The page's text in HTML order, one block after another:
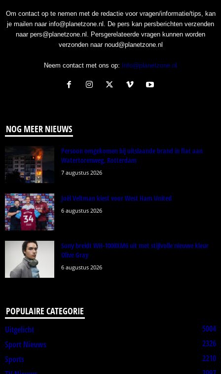
Om contact op te nemen met de redactie voor vragen/informatie/tips, kan
je mailen naar info@planetzone.nl. De pers kan persberichten verzenden
naar pers@planetzone.nl. Persgerelateerde vragen kunnen worden
verzonden naar noud@planetzone.nl
Neem contact met ons op: Info@planetzone.nl
NOG MEER NIEUWS
Persoon omgekomen bij uitslaande brand in flat aan
Watertorenweg, Rotterdam
7 augustus 2026
Joël Veltman kiest voor West Ham United
6 augustus 2026
Sony breidt WH-1000XM6 uit met stijlvolle nieuwe kleur
Olive Gray
6 augustus 2026
POPULAIRE CATEGORIE
Uitgelicht
5004
Sport Nieuws
2326
Sports
2210